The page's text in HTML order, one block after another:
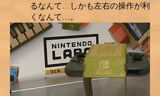
るなんて…しかも左右の操作が利
くなんて…。